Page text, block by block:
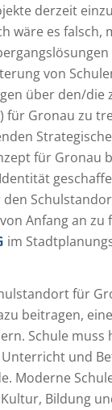
derzeit
wäre es falsch,
von
über den/die
für Gronau zu
für Gronau
den
Anfang an zu
im
für
beitragen,
Schule muss
Unterricht und
Moderne
Bildung